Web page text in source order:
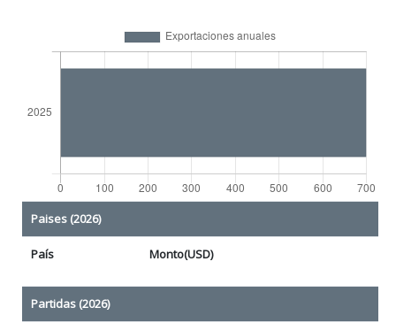
Paises (2026)
País Monto(USD)
Partidas (2026)